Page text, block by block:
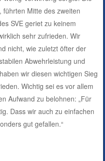
führten Mitte des zweiten
SVE geriet zu keinem
sehr zufrieden. Wir
nicht, wie zuletzt öfter der
Abwehrleistung und
wir diesen wichtigen Sieg
Wichtig sei es vor allem
Aufwand zu belohnen: „Für
Dass wir auch zu einfachen
gut gefallen.“